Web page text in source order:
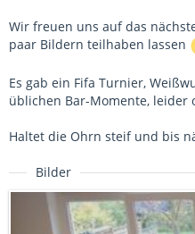
Wir freuen uns auf das
paar Bildern teilhaben lassen
Es gab ein Fifa Turnier,
üblichen Bar-Momente, leider
Haltet die Ohrn steif und bis
Bilder